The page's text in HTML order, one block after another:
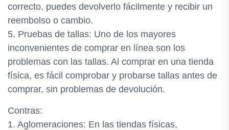
correcto, puedes devolverlo fácilmente y recibir un
reembolso o cambio.
5. Pruebas de tallas: Uno de los mayores
inconvenientes de comprar en línea son los
problemas con las tallas. Al comprar en una tienda
física, es fácil comprobar y probarse tallas antes de
comprar, sin problemas de devolución.
Contras:
1. Aglomeraciones: En las tiendas físicas,